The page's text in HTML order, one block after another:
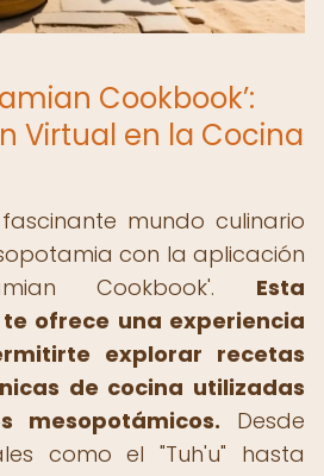
Cookbook’:
Virtual en la Cocina
mundo culinario
con la aplicación
Cookbook'. Esta
ofrece una experiencia
explorar recetas
de cocina utilizadas
mesopotámicos. Desde
como el "Tuh'u" hasta